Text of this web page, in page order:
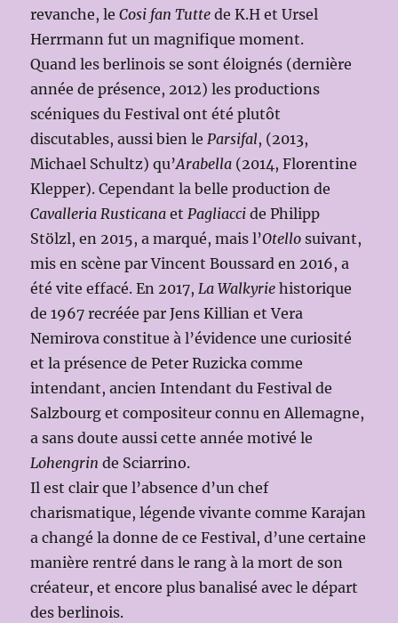
revanche, leCosi fan Tutte de K.H et Ursel
Herrmann fut un magnifique moment.
Quand les berlinois se sont éloignés (dernière
année de présence, 2012) les productions
scéniques du Festival ont été plutôt
discutables, aussi bien leParsifal, (2013,
Michael Schultz) qu’Arabella (2014, Florentine
Klepper). Cependant la belle production de
Cavalleria Rusticana etPagliacci de Philipp
Stölzl, en 2015, a marqué, mais l’Otello suivant,
mis en scène par Vincent Boussard en 2016, a
été vite effacé. En 2017,La Walkyrie historique
de 1967 recréée par Jens Killian et Vera
Nemirova constitue à l’évidence une curiosité
et la présence de Peter Ruzicka comme
intendant, ancien Intendant du Festival de
Salzbourg et compositeur connu en Allemagne,
a sans doute aussi cette année motivé le
Lohengrin de Sciarrino.
Il est clair que l’absence d’un chef
charismatique, légende vivante comme Karajan
a changé la donne de ce Festival, d’une certaine
manière rentré dans le rang à la mort de son
créateur, et encore plus banalisé avec le départ
des berlinois.